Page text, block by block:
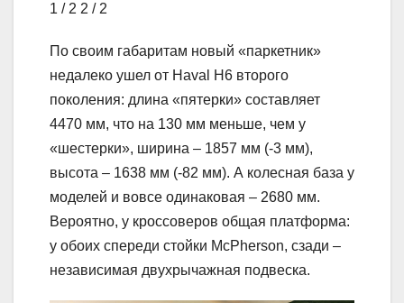
1 / 2 2 / 2
По своим габаритам новый «паркетник»
недалеко ушел от Haval H6 второго
поколения: длина «пятерки» составляет
4470 мм, что на 130 мм меньше, чем у
«шестерки», ширина – 1857 мм (-3 мм),
высота – 1638 мм (-82 мм). А колесная база у
моделей и вовсе одинаковая – 2680 мм.
Вероятно, у кроссоверов общая платформа:
у обоих спереди стойки McPherson, сзади –
независимая двухрычажная подвеска.